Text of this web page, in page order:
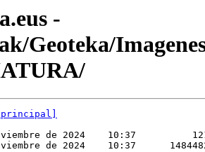
-
Geoteka/
de 2024    10:37
de 2024    10:37